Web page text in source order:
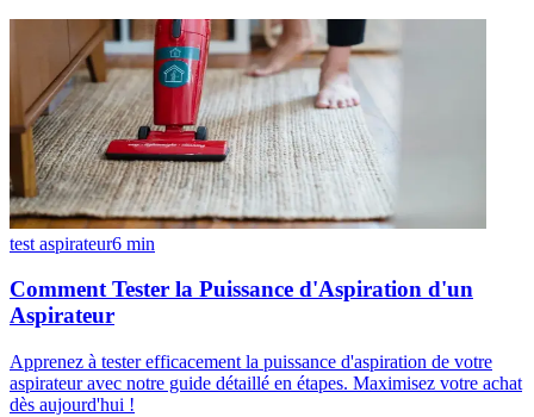
test aspirateur6 min
Comment Tester la Puissance d'Aspiration d'un
Aspirateur
Apprenez à tester efficacement la puissance d'aspiration de votre
aspirateur avec notre guide détaillé en étapes. Maximisez votre achat
dès aujourd'hui !